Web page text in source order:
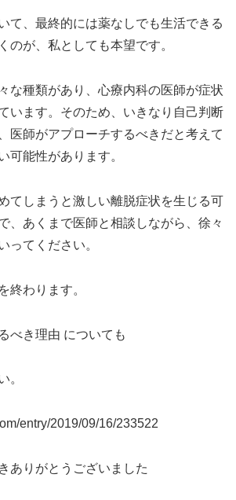
て、最終的には薬なしでも生活できる
のが、私としても本望です。
な種類があり、心療内科の医師が症状
います。そのため、いきなり自己判断
医師がアプローチするべきだと考えて
可能性があります。
てしまうと激しい離脱症状を生じる可
、あくまで医師と相談しながら、徐々
ってください。
終わります。
べき理由 についても
。
entry/2019/09/16/233522
ありがとうございました